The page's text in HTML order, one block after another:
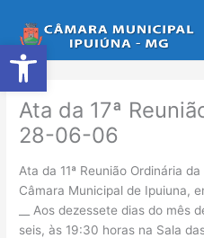
Abrir a barra de ferramentas
para
o
conteúdo
Ata da 17ª
28-06-06
Ata da 11ª Reunião Ordinária
Câmara Municipal de Ipuiuna,
__ Aos dezessete dias do mês
seis, às 19:30 horas na Sala